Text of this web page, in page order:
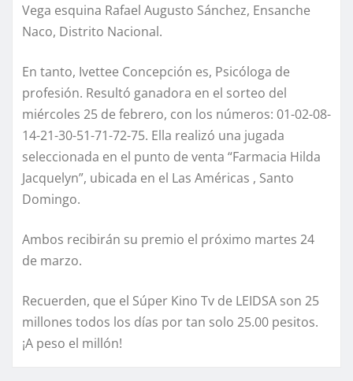
Vega esquina Rafael Augusto Sánchez, Ensanche
Naco, Distrito Nacional.
En tanto, Ivettee Concepción es, Psicóloga de
profesión. Resultó ganadora en el sorteo del
miércoles 25 de febrero, con los números: 01-02-08-
14-21-30-51-71-72-75. Ella realizó una jugada
seleccionada en el punto de venta “Farmacia Hilda
Jacquelyn”, ubicada en el Las Américas , Santo
Domingo.
Ambos recibirán su premio el próximo martes 24
de marzo.
Recuerden, que el Súper Kino Tv de LEIDSA son 25
millones todos los días por tan solo 25.00 pesitos.
¡A peso el millón!